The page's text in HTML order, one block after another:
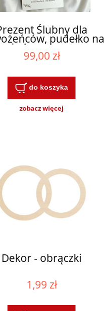
Ślubny dla
pudełko na
grawerem
99,00 zł
do koszyka
zobacz więcej
Dekor - obrączki
1,99 zł